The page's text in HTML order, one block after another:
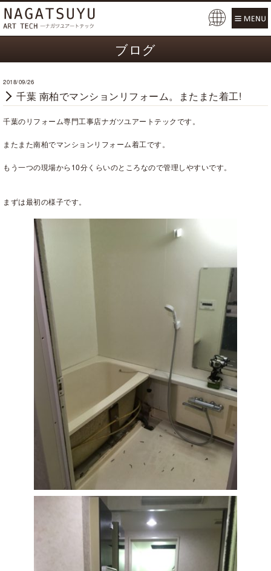
ブログ
2018/09/26
千葉 南柏でマンションリフォーム。またまた着工!
千葉のリフォーム専門工事店ナガツユアートテックです。
またまた南柏でマンションリフォーム着工です。
もう一つの現場から10分くらいのところなので管理しやすいです。
まずは最初の様子です。